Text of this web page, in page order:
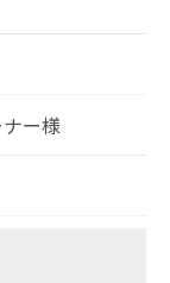
す。
契約等の措
ー様